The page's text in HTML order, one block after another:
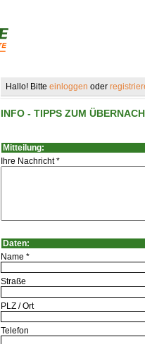
Hallo! Bitte einloggen oder
INFO - TIPPS ZUM
Mitteilung:
Ihre Nachricht *
Daten:
Name *
Straße
PLZ / Ort
Telefon